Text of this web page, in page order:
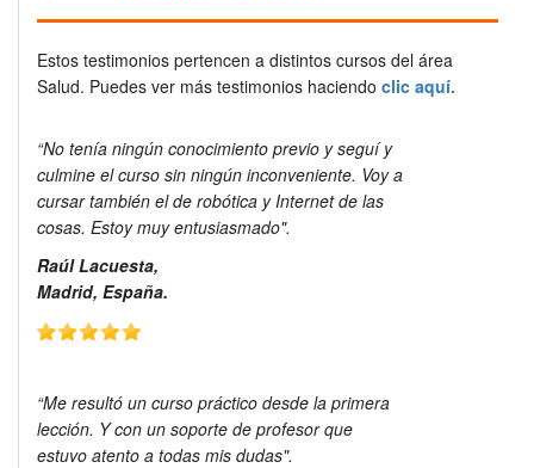
Estos testimonios pertencen a distintos cursos del área
Salud. Puedes ver más testimonios haciendo clic aquí.
“No tenía ningún conocimiento previo y seguí y
culmine el curso sin ningún inconveniente. Voy a
cursar también el de robótica y Internet de las
cosas. Estoy muy entusiasmado".
Raúl Lacuesta,
Madrid, España.
“Me resultó un curso práctico desde la primera
lección. Y con un soporte de profesor que
estuvo atento a todas mis dudas".